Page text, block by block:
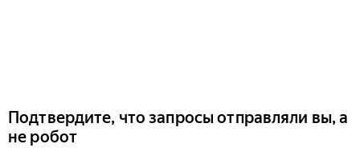
Подтвердите, что запросы отправляли вы, а
не робот